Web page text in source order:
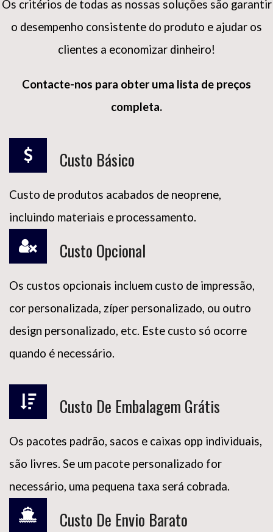
1 + 5 =
Os critérios de todas as nossas soluções são garantir
o desempenho consistente do produto e ajudar os
clientes a economizar dinheiro!
Contacte-nos para obter uma lista de preços
completa.
Custo Básico
Custo de produtos acabados de neoprene,
incluindo materiais e processamento.
Custo Opcional
Os custos opcionais incluem custo de impressão,
cor personalizada, zíper personalizado, ou outro
design personalizado, etc. Este custo só ocorre
quando é necessário.
Custo De Embalagem Grátis
Os pacotes padrão, sacos e caixas opp individuais,
são livres. Se um pacote personalizado for
necessário, uma pequena taxa será cobrada.
Custo De Envio Barato